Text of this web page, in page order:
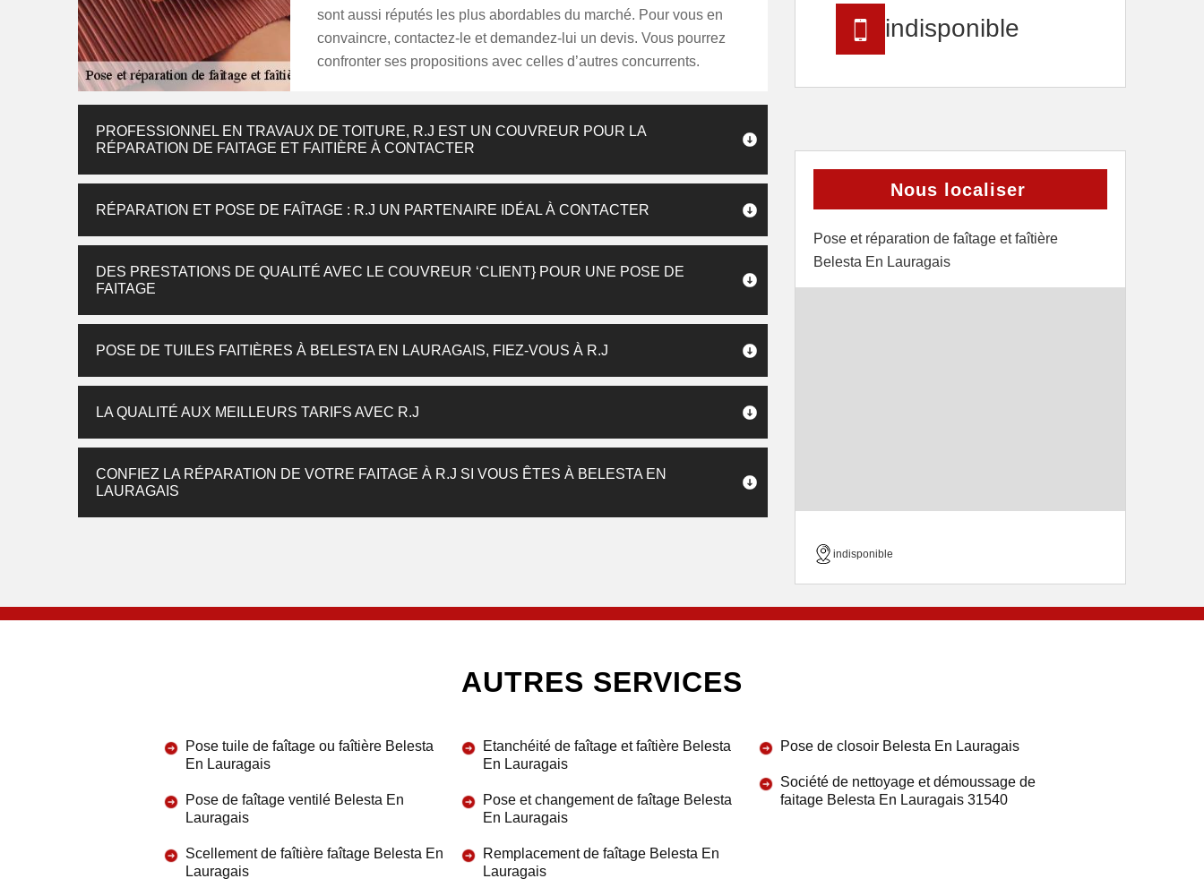
sont aussi réputés les plus abordables du marché. Pour vous en
convaincre, contactez-le et demandez-lui un devis. Vous pourrez
confronter ses propositions avec celles d’autres concurrents.
PROFESSIONNEL EN TRAVAUX DE TOITURE, R.J EST UN COUVREUR POUR LA
RÉPARATION DE FAITAGE ET FAITIÈRE À CONTACTER
RÉPARATION ET POSE DE FAÎTAGE : R.J UN PARTENAIRE IDÉAL À CONTACTER
DES PRESTATIONS DE QUALITÉ AVEC LE COUVREUR ‘CLIENT} POUR UNE POSE DE
FAITAGE
POSE DE TUILES FAITIÈRES À BELESTA EN LAURAGAIS, FIEZ-VOUS À R.J
LA QUALITÉ AUX MEILLEURS TARIFS AVEC R.J
CONFIEZ LA RÉPARATION DE VOTRE FAITAGE À R.J SI VOUS ÊTES À BELESTA EN
LAURAGAIS
indisponible
Nous localiser
Pose et réparation de faîtage et faîtière
Belesta En Lauragais
indisponible
AUTRES SERVICES
Pose tuile de faîtage ou faîtière Belesta
En Lauragais
Pose de faîtage ventilé Belesta En
Lauragais
Scellement de faîtière faîtage Belesta En
Lauragais
Etanchéité de faîtage et faîtière Belesta
En Lauragais
Pose et changement de faîtage Belesta
En Lauragais
Remplacement de faîtage Belesta En
Lauragais
Pose de closoir Belesta En Lauragais
Société de nettoyage et démoussage de
faitage Belesta En Lauragais 31540